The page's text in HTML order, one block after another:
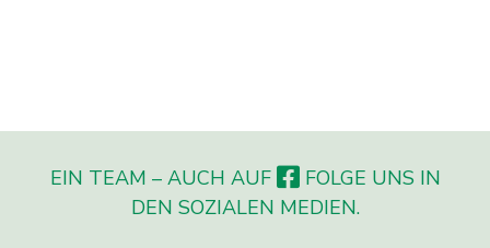
EIN TEAM – AUCH AUF
FOLGE UNS IN
DEN SOZIALEN MEDIEN.